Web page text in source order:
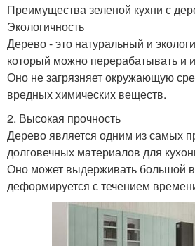
Преимущества зеленой кухни с
Экологичность
Дерево - это натуральный и
который можно перерабатывать и
Оно не загрязняет окружающую
вредных химических веществ.
2. Высокая прочность
Дерево является одним из самых
долговечных материалов для
Оно может выдерживать большой
деформируется с течением